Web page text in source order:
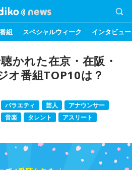
組 スペシャルウィーク インタビュー
かれた在京・在阪・
オ番組TOP10は？
バラエティ 芸人
アナウンサー
音楽 タレント
アスリート